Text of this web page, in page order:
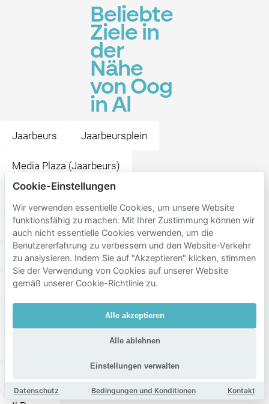
Beliebte
Ziele in
der
Nähe
von Oog
in Al
Jaarbeurs Jaarbeursplein
Media Plaza (Jaarbeurs)
dB's oefenstudio's, concertzaal & muziekcafé
Beatrix Theater Utrecht Station Utrecht Zuilen
Brusselplein Station Utrecht Leidsche Rijn
Utrecht Centraal KidZcity
Vredenburg
Beers & Barrels Utrecht
Cookie-Einstellungen
Wir verwenden essentielle Cookies, um unsere Website
funktionsfähig zu machen. Mit Ihrer Zustimmung können wir
auch nicht essentielle Cookies verwenden, um die
Benutzererfahrung zu verbessern und den Website-Verkehr
zu analysieren. Indem Sie auf "Akzeptieren" klicken, stimmen
Sie der Verwendung von Cookies auf unserer Website
gemäß unserer Cookie-Richtlinie zu.
Alle akzeptieren
Alle ablehnen
Einstellungen verwalten
Datenschutz Bedingungen und Konditionen Kontakt